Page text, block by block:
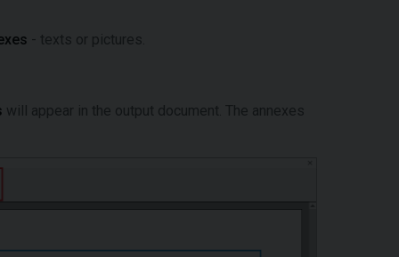
- texts or pictures.
will appear in the output document. The annexes